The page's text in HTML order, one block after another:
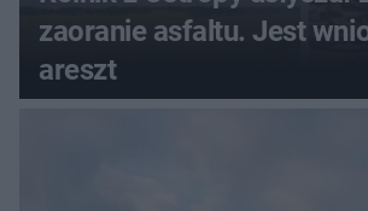
zaoranie asfaltu. Jest
areszt